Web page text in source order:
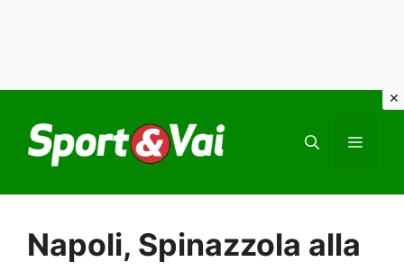
contenuto
Napoli, Spinazzola alla